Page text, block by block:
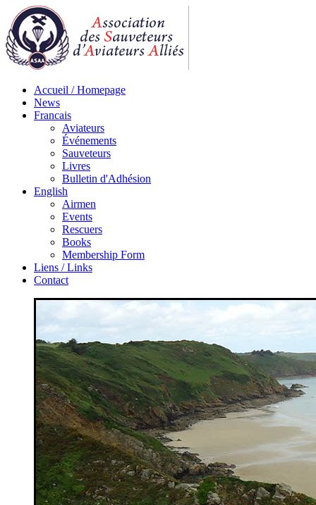
Accueil / Homepage
News
Francais
Aviateurs
Événements
Sauveteurs
Livres
Bulletin d'Adhésion
English
Airmen
Events
Rescuers
Books
Membership Form
Liens / Links
Contact